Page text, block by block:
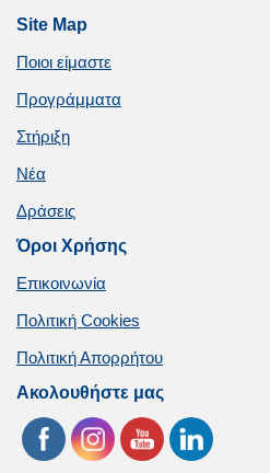
Site Map
Ποιοι είμαστε
Προγράμματα
Στήριξη
Νέα
Δράσεις
Όροι Χρήσης
Επικοινωνία
Πολιτική Cookies
Πολιτική Απορρήτου
Ακολουθήστε μας